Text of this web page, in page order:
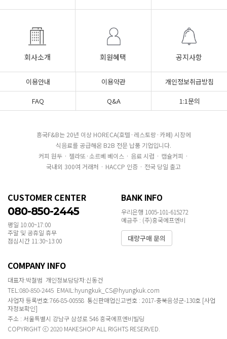
회사소개 회원혜택 공지사항
이용안내 이용약관
개인정보취급방침
FAQ
Q&A 1:1문의
흥국F&B는 20년 이상 HORECA(호텔·레스토랑·카페) 시장에
식음료를 공급해온 B2B 전문 납품 기업입니다.
커피 원두 · 젤라또·소르베 베이스 · 음료 시럽 · 캡슐커피 ·
국내외 300여 거래처 · HACCP 인증 · 전국 당일 출고
CUSTOMER CENTER
080-850-2445
평일 10:00~17:00
주말 및 공휴일 휴무
점심시간 11:30~13:00
BANK INFO
우리은행 1005-101-615272
예금주 : (주)흥국에프엔비
대량구매 문의
COMPANY INFO
대표자:박철범 개인정보담당자:신동건
TEL:080-850-2445 EMAIL:hyungkuk_CS@hyungkuk.com
사업자 등록번호:766-85-00558 통신판매업신고번호 : 2017-충북음성군-130호 [사업
자정보확인]
주소 : 서울특별시 강남구 삼성로 546 흥국에프엔비빌딩
COPYRIGHT ⓒ 2020 MAKESHOP ALL RIGHTS RESERVED.